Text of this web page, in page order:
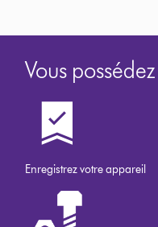
Vous
Enregistrez votre appareil